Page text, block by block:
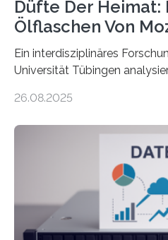
Düfte Der Heimat:
Ölflaschen Von
Ein interdisziplinäres
Universität Tübingen
aus der phönizischen
immaterielle Dimension der
Rolle von Düften für die
Erinnerungskultur sowie den
im Mittelmeerraum der
ein interdisziplinäres
Analyse der Herstellung,
26.08.2025